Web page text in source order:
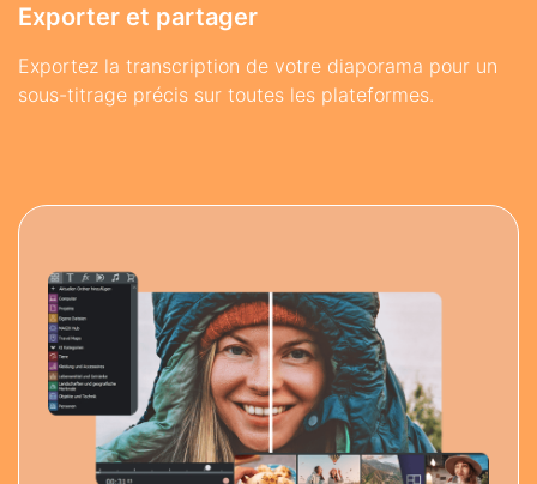
Exporter et partager
Exportez la transcription de votre diaporama pour un
sous-titrage précis sur toutes les plateformes.